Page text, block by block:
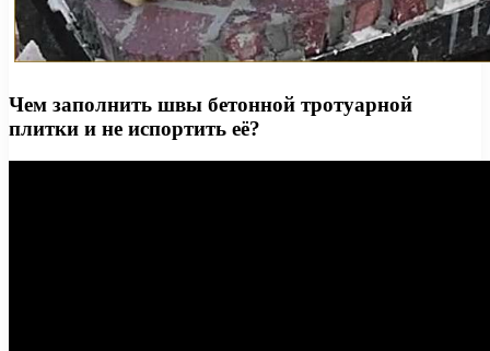
Чем заполнить швы бетонной тротуарной
плитки и не испортить её?